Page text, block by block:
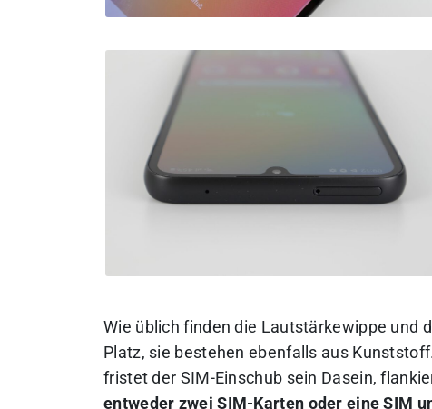
Wie üblich finden die Lautstärkewippe und
Platz, sie bestehen ebenfalls aus
fristet der SIM-Einschub sein Dasein,
entweder zwei SIM-Karten oder eine SIM